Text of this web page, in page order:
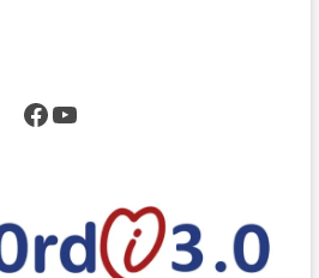
Facebook
YouTube